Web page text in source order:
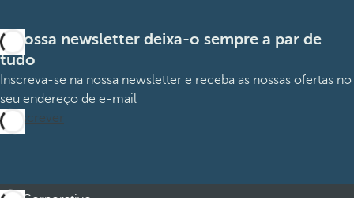
A nossa newsletter deixa-o sempre a par de
tudo
Inscreva-se na nossa newsletter e receba as nossas ofertas no
seu endereço de e-mail
Subscrever